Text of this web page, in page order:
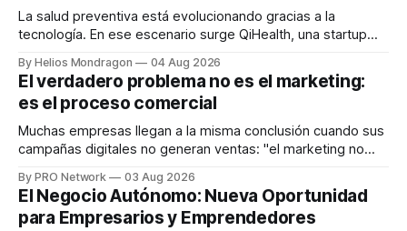
La salud preventiva está evolucionando gracias a la
tecnología. En ese escenario surge QiHealth, una startup
dispositivos inteligentes, inteligencia artificial y monitoreo
en tiempo real para ayudar a las personas a tomar mejores
decisiones sobre su salud metabólica. Su propuesta busca
responder
By Helios Mondragon 04 Aug 2026
El verdadero problema no es el marketing:
es el proceso comercial
Muchas empresas llegan a la misma conclusión cuando sus
campañas digitales no generan ventas: "el marketing no
INTERIUS, el problema suele estar en otro lugar. Durante
una entrevista para el podcast SER PRO, el especialista en
marketing digital explicó que
By PRO Network 03 Aug 2026
El Negocio Autónomo: Nueva Oportunidad
para Empresarios y Emprendedores